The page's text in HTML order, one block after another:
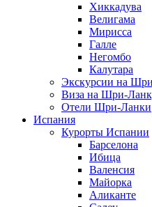
Хиккадува
Велигама
Мирисса
Галле
Негомбо
Калутара
Экскурсии на
Виза на Шри-
Отели Шри-Ланки
Испания
Курорты Испании
Барселона
Ибица
Валенсия
Майорка
Аликанте